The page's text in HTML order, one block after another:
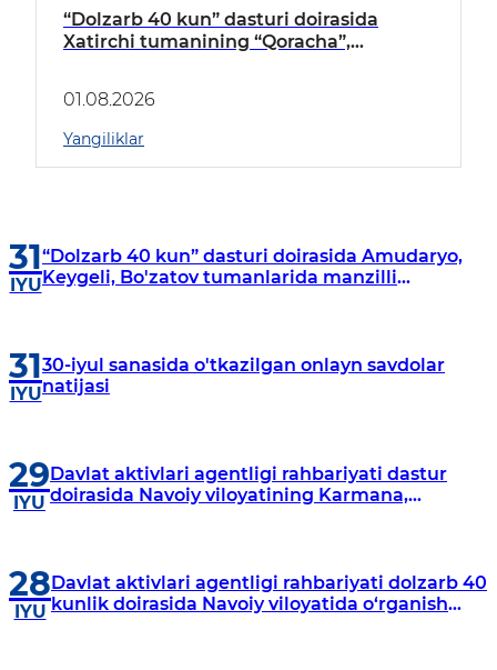
“Dolzarb 40 kun” dasturi doirasida
Xatirchi tumanining “Qoracha”,
borildi
01.08.2026
Yangiliklar
31
IYU
“Dolzarb 40 kun” dasturi doirasida Amudaryo,
Keygeli, Bo'zatov tumanlarida manzilli
31
IYU
30-iyul sanasida o'tkazilgan onlayn savdolar
natijasi
29
IYU
Davlat aktivlari agentligi rahbariyati dastur
doirasida Navoiy viloyatining Karmana,
28
IYU
Davlat aktivlari agentligi rahbariyati dolzarb 40
kunlik doirasida Navoiy viloyatida o‘rganish